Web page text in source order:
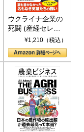
ウクライナ企業の
死闘 (産経セレク
ト S 039)¥1,210（税込）